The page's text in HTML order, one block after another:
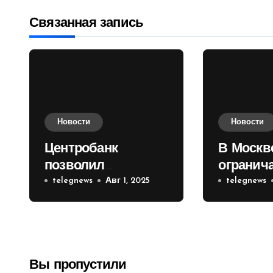
записям
Связанная запись
Новости
Центробанк
позволил
инвесторам из
враждебных
telegnews Авг 1, 2025
Новости
В
telegnews
Вы пропустили